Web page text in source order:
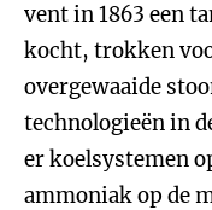
vent in 1863 een
kocht, trokken
overgewaaide
technologieën in
er koelsystemen
ammoniak op de